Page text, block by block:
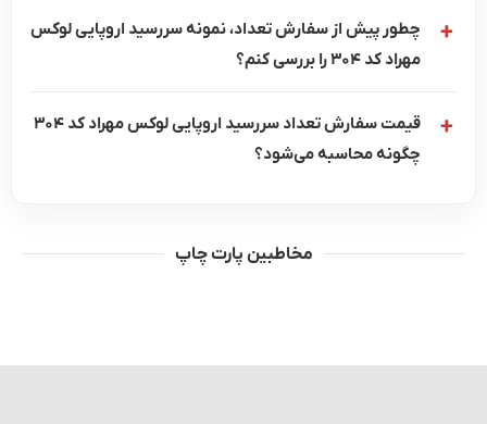
چطور پیش از سفارش تعداد، نمونه سررسید اروپایی لوکس
مهراد کد 304 را بررسی کنم؟
قیمت سفارش تعداد سررسید اروپایی لوکس مهراد کد 304
چگونه محاسبه می‌شود؟
مخاطبین پارت چاپ